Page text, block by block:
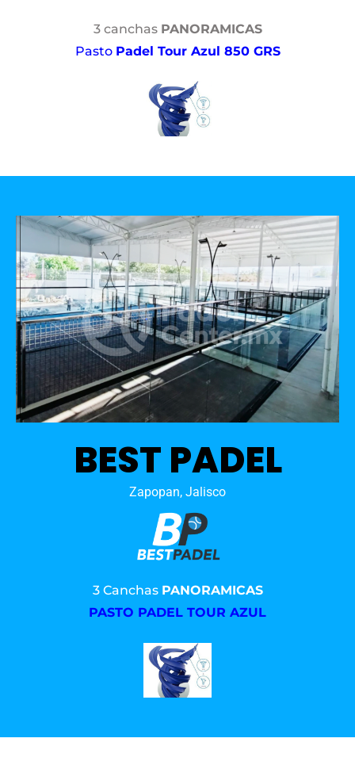
3 canchas PANORAMICAS
Pasto Padel Tour Azul 850 GRS
BEST PADEL
Zapopan, Jalisco
3 Canchas PANORAMICAS
PASTO PADEL TOUR AZUL